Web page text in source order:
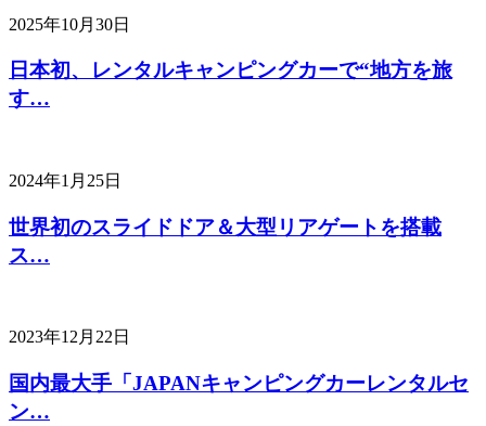
2025年10月30日
日本初、レンタルキャンピングカーで“地方を旅
す…
2024年1月25日
世界初のスライドドア＆大型リアゲートを搭載
ス…
2023年12月22日
国内最大手「JAPANキャンピングカーレンタルセ
ン…